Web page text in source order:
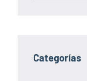
Categorías